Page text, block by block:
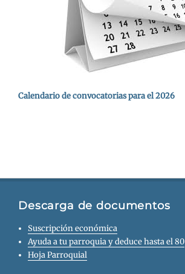
Calendario de convocatorias para el 2026
Descarga de documentos
Suscripción económica
Ayuda a tu parroquia y deduce hasta el 80
Hoja Parroquial